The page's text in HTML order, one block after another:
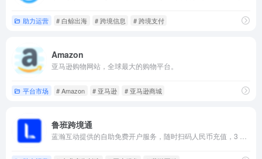
助力运营 # 白鲸出海 # 跨境信息 # 跨境支付
Amazon
亚马逊购物网站，全球最大的购物平台。
平台市场 # Amazon # 亚马逊 # 亚马逊商城
鲁班跨境通